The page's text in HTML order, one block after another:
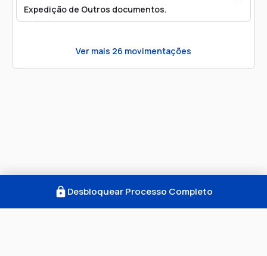
Expedição de Outros documentos.
Ver mais 26 movimentações
Desbloquear Processo Completo